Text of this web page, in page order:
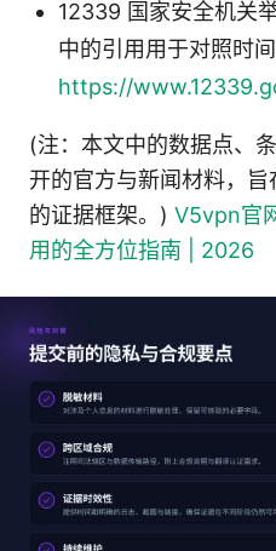
12339 国家安全机关
中的引用用于对照时
https://
(注：本文中的数据点、
开的官方与新闻材料，
的证据框架。) V5vpn官
用的全方位指南 | 2026